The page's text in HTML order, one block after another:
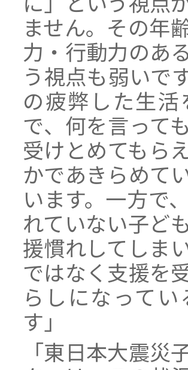
ません。その年
力・行動力のあ
う視点も弱いで
の疲弊した生
で、何を言って
受けとめてもら
かであきらめて
います。一方で
れていない子ど
援慣れしてしま
ではなく支援を
らしになって
す」
「東日本大震災